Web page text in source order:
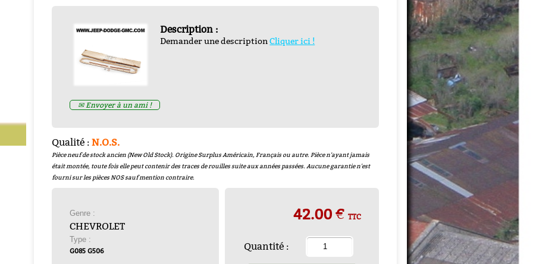
✉ Envoyer à un ami !
Description :
Demander une descriptionCliquer ici !
Qualité :N.O.S.
Pièce neuf de stock ancien (New Old Stock). Origine Surplus Américain, Français ou autre. Pièce n'ayant jamais
était montée, toute fois elle peut contenir des traces de rouilles suite aux années passées. Aucune garantie n'est
fourni sur les pièces NOS sauf mention contraire.
Genre :
CHEVROLET
Type :
G085 G506
42.00 €TTC
Quantité :
ESSENCE 20W50
Collection) 5 litres- H20W50
Prix : 65.00€ HT
PAPIER JOINT INDECHIRABLE